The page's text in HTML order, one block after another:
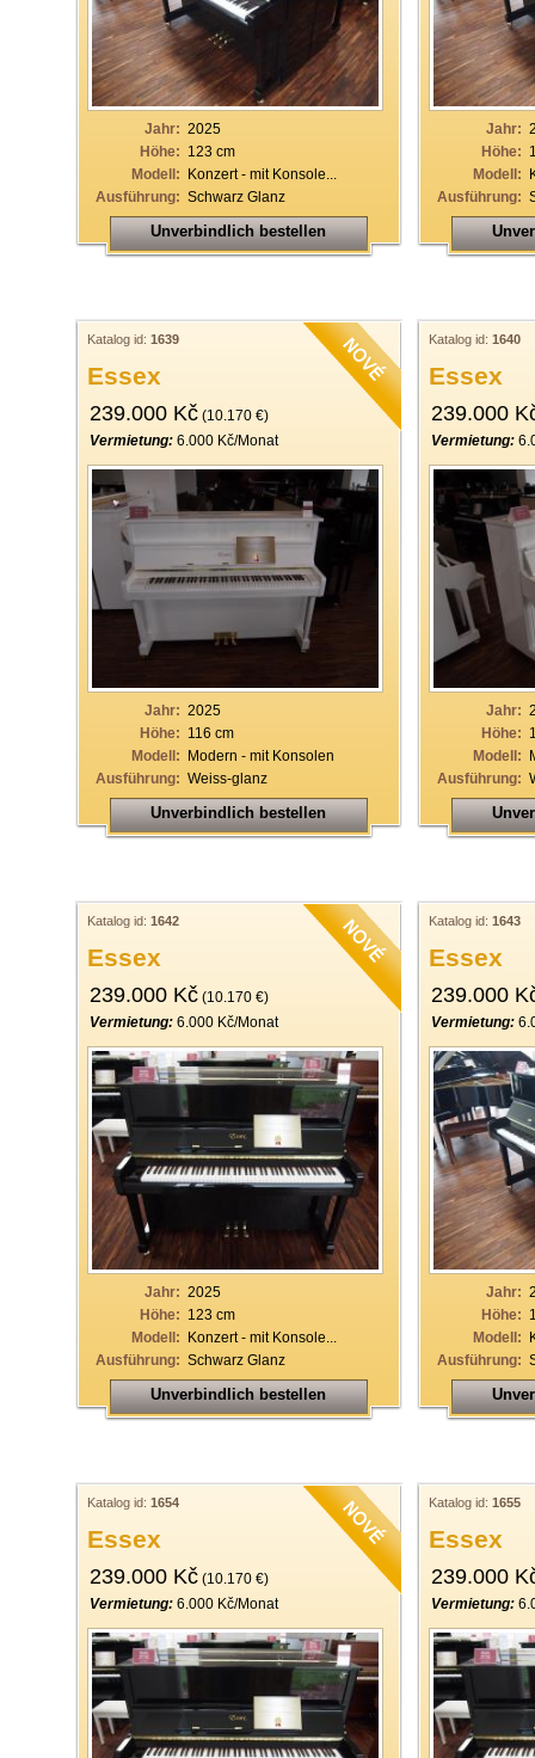
Jahr: 2025
Höhe: 123 cm
Modell: Konzert - mit Konsole...
Ausführung: Schwarz Glanz
Unverbindlich bestellen
Jahr:
Höhe:
Modell:
Ausführung:
Katalog id: 1639
Essex
239.000 Kč (10.170 €)
Vermietung: 6.000 Kč/Monat
Jahr: 2025
Höhe: 116 cm
Modell: Modern - mit Konsolen
Ausführung: Weiss-glanz
Unverbindlich bestellen
Katalog id: 1640
Essex
239.000
Vermietung:
Jahr:
Höhe:
Modell:
Ausführung:
Katalog id: 1642
Essex
239.000 Kč (10.170 €)
Vermietung: 6.000 Kč/Monat
Jahr: 2025
Höhe: 123 cm
Modell: Konzert - mit Konsole...
Ausführung: Schwarz Glanz
Unverbindlich bestellen
Katalog id: 1643
Essex
239.000
Vermietung:
Jahr:
Höhe:
Modell:
Ausführung:
Katalog id: 1654
Essex
239.000 Kč (10.170 €)
Vermietung: 6.000 Kč/Monat
Katalog id: 1655
Essex
239.000
Vermietung: